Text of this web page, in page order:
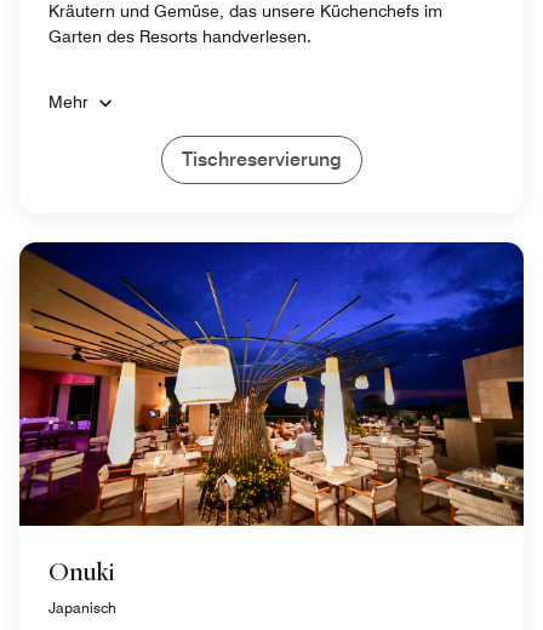
Kräutern und Gemüse, das unsere Küchenchefs im
Garten des Resorts handverlesen.
Mehr
Tischreservierung
Onuki
Japanisch